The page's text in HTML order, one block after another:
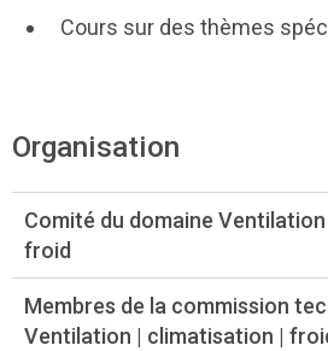
Cours sur des thèmes
Organisation
Comité du domaine
froid
Membres de la commission
Ventilation | climatisation |